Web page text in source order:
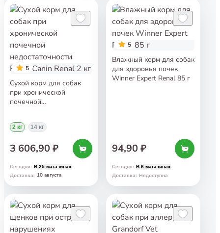
5
Сухой корм для собак
при хронической
почечной
Canin Renal 2 кг
2 кг 14 кг
3 606,90 ₽
Сегодня: В 25 магазинах
Доставка: 10 августа
5
Влажный корм для собак
для здоровья почек
Winner Expert Renal 85 г
94,90 ₽
Сегодня: В 6 магазинах
Доставка: Недоступна